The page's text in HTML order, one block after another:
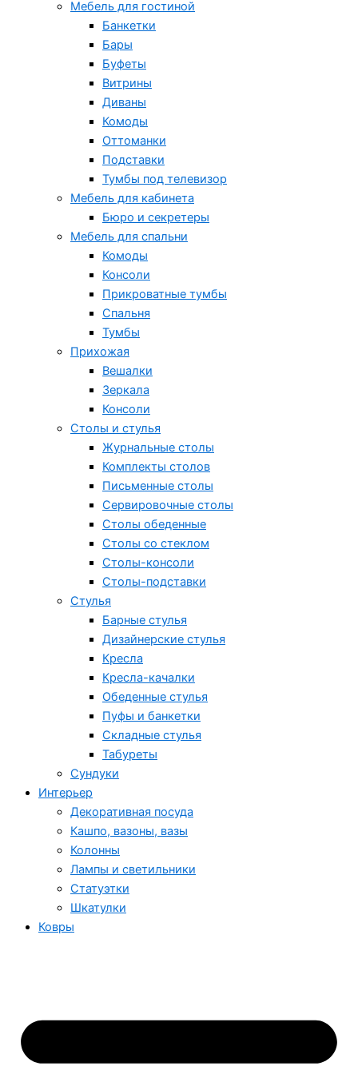
Мебель для гостиной
Банкетки
Бары
Буфеты
Витрины
Диваны
Комоды
Оттоманки
Подставки
Тумбы под телевизор
Мебель для кабинета
Бюро и секретеры
Мебель для спальни
Комоды
Консоли
Прикроватные тумбы
Спальня
Тумбы
Прихожая
Вешалки
Зеркала
Консоли
Столы и стулья
Журнальные столы
Комплекты столов
Письменные столы
Сервировочные столы
Столы обеденные
Столы со стеклом
Столы-консоли
Столы-подставки
Стулья
Барные стулья
Дизайнерские стулья
Кресла
Кресла-качалки
Обеденные стулья
Пуфы и банкетки
Складные стулья
Табуреты
Сундуки
Интерьер
Декоративная посуда
Кашпо, вазоны, вазы
Колонны
Лампы и светильники
Статуэтки
Шкатулки
Ковры